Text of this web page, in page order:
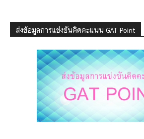
ส่งข้อมูลการแข่งขันคิดคะแนน GAT Point